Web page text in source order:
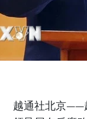
越通社北京——